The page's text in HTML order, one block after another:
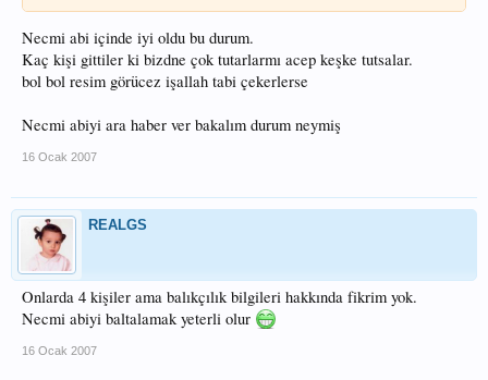
Necmi abi içinde iyi oldu bu durum.
Kaç kişi gittiler ki bizdne çok tutarlarmı acep keşke tutsalar.
bol bol resim görücez işallah tabi çekerlerse
Necmi abiyi ara haber ver bakalım durum neymiş
16 Ocak 2007
REALGS
Onlarda 4 kişiler ama balıkçılık bilgileri hakkında fikrim yok.
Necmi abiyi baltalamak yeterli olur
16 Ocak 2007